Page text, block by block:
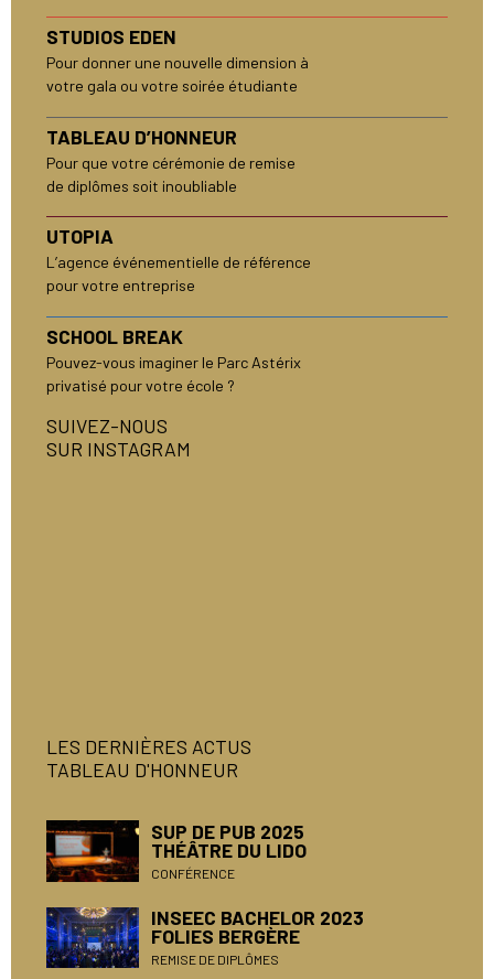
STUDIOS EDEN
Pour donner une nouvelle dimension à
votre gala ou votre soirée étudiante
TABLEAU D’HONNEUR
Pour que votre cérémonie de remise
de diplômes soit inoubliable
UTOPIA
L’agence événementielle de référence
pour votre entreprise
SCHOOL BREAK
Pouvez-vous imaginer le Parc Astérix
privatisé pour votre école ?
SUIVEZ-NOUS
SUR INSTAGRAM
LES DERNIÈRES ACTUS
TABLEAU D'HONNEUR
SUP DE PUB 2025
THÉÂTRE DU LIDO
CONFÉRENCE
INSEEC BACHELOR 2023
FOLIES BERGÈRE
REMISE DE DIPLÔMES